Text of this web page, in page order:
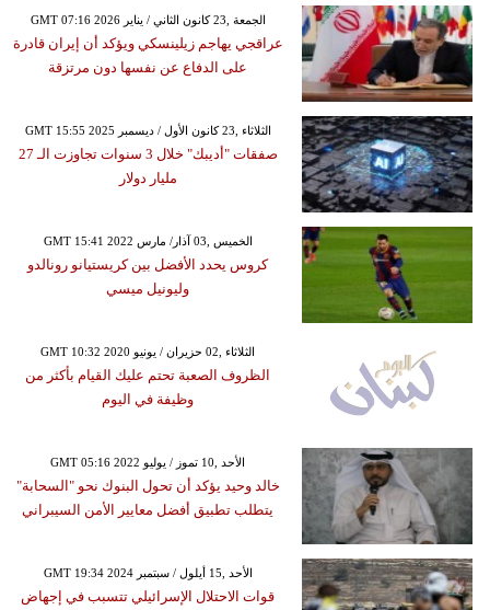
GMT 07:16 2026 الجمعة ,23 كانون الثاني / يناير
عراقجي يهاجم زيلينسكي ويؤكد أن إيران قادرة
على الدفاع عن نفسها دون مرتزقة
GMT 15:55 2025 الثلاثاء ,23 كانون الأول / ديسمبر
صفقات "أديبك" خلال 3 سنوات تجاوزت الـ 27
مليار دولار
GMT 15:41 2022 الخميس ,03 آذار/ مارس
كروس يحدد الأفضل بين كريستيانو رونالدو
وليونيل ميسي
GMT 10:32 2020 الثلاثاء ,02 حزيران / يونيو
الظروف الصعبة تحتم عليك القيام بأكثر من
وظيفة في اليوم
GMT 05:16 2022 الأحد ,10 تموز / يوليو
خالد وحيد يؤكد أن تحول البنوك نحو "السحابة"
يتطلب تطبيق أفضل معايير الأمن السيبراني
GMT 19:34 2024 الأحد ,15 أيلول / سبتمبر
قوات الاحتلال الإسرائيلي تتسبب في إجهاض